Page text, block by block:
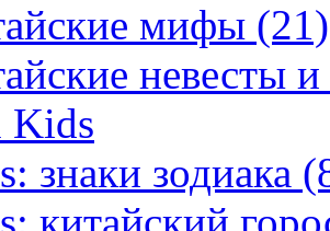
мифы (21)
невесты
Kids
знаки зодиака